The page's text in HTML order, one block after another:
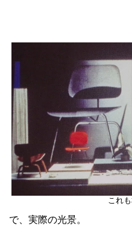
これ
で、実際の光景。